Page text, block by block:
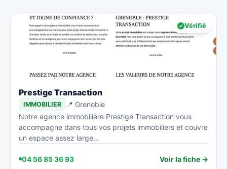
Vérifié
Prestige Transaction
IMMOBILIER
📍 Grenoble
Notre agence immobilière Prestige Transaction vous
accompagne dans tous vos projets immobiliers et couvre
un espace assez large…
04 56 85 36 93 Voir la fiche →